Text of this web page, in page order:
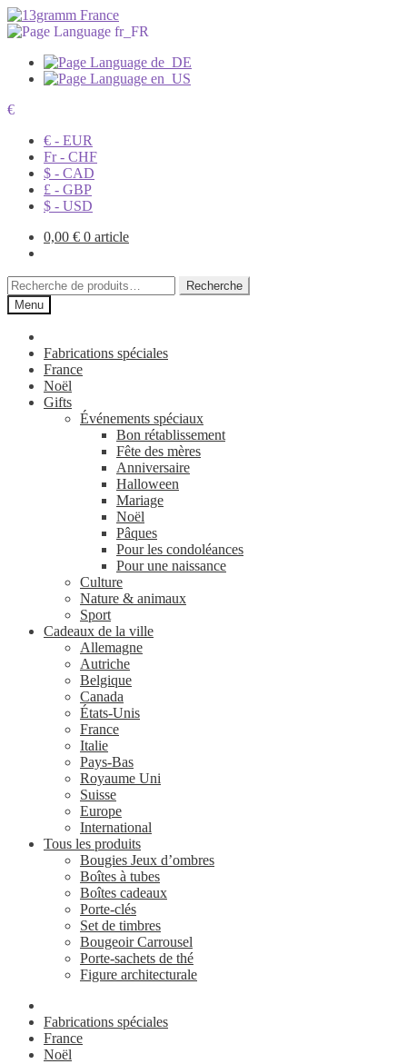
€
€ - EUR
Fr - CHF
$ - CAD
£ - GBP
$ - USD
0,00 € 0 article
Recherche
pour :
Recherche
Menu
Fabrications spéciales
France
Noël
Gifts
Événements spéciaux
Bon rétablissement
Fête des mères
Anniversaire
Halloween
Mariage
Noël
Pâques
Pour les condoléances
Pour une naissance
Culture
Nature & animaux
Sport
Cadeaux de la ville
Allemagne
Autriche
Belgique
Canada
États-Unis
France
Italie
Pays-Bas
Royaume Uni
Suisse
Europe
International
Tous les produits
Bougies Jeux d’ombres
Boîtes à tubes
Boîtes cadeaux
Porte-clés
Set de timbres
Bougeoir Carrousel
Porte-sachets de thé
Figure architecturale
Fabrications spéciales
France
Noël